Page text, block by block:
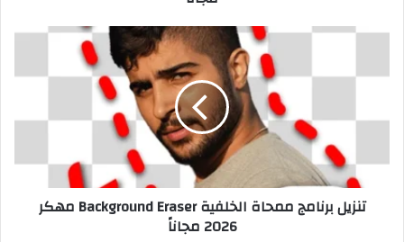
تنزيل برنامج ممحاة الخلفية Background Eraser مهكر
2026 مجاناً